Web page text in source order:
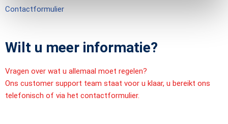
Wilt u meer informatie?
Vragen over wat u allemaal moet regelen?
Ons customer support team staat voor u klaar, u bereikt ons
telefonisch of via het contactformulier.
Contactformulier